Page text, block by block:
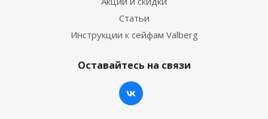
Статьи
Инструкции к сейфам Valberg
Оставайтесь на связи